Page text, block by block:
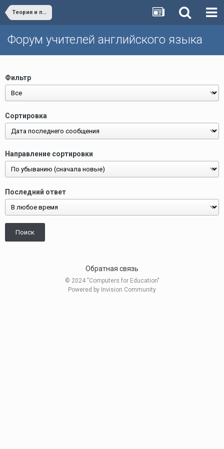
Теория и практика обучения английскому языку/Teaching English - theory and practice
Форум учителей английского языка
Фильтр
Сортировка
Направление сортировки
Последний ответ
Поиск
Обратная связь
© 2024 "Computers for Education"
Powered by Invision Community